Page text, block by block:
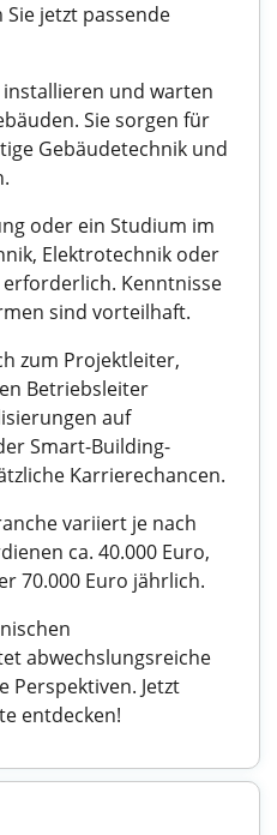
jetzt passende
installieren und warten
Sie sorgen für
Gebäudetechnik und
oder ein Studium im
Elektrotechnik oder
Kenntnisse
sind vorteilhaft.
zum Projektleiter,
Betriebsleiter
auf
Smart-Building-
Karrierechancen.
variiert je nach
ca. 40.000 Euro,
70.000 Euro jährlich.
abwechslungsreiche
Perspektiven. Jetzt
entdecken!